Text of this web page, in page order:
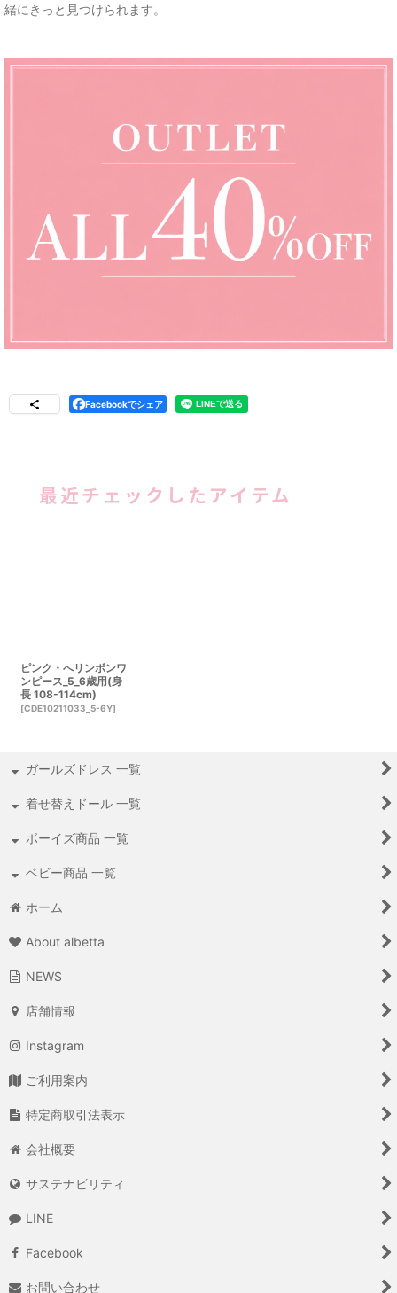
緒にきっと見つけられます。
Facebookでシェア
最近チェックしたアイテム
ピンク・へリンボンワ
ンピース_5_6歳用(身
長 108-114cm)
[CDE10211033_5-6Y]
ガールズドレス 一覧
着せ替えドール 一覧
ボーイズ商品 一覧
ベビー商品 一覧
ホーム
About albetta
NEWS
店舗情報
Instagram
ご利用案内
特定商取引法表示
会社概要
サステナビリティ
LINE
Facebook
お問い合わせ